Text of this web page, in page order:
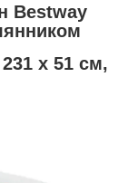
Bestway
х 51 см,